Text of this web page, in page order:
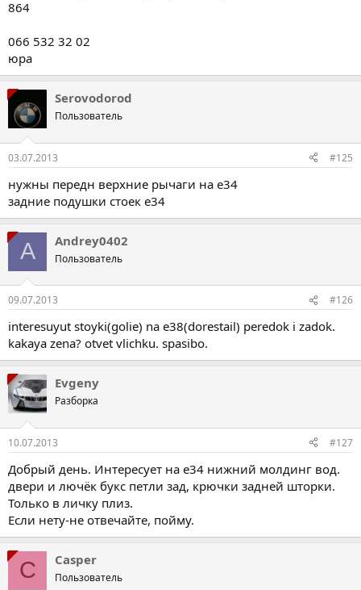
864
066 532 32 02
юра
Serovodorod
Пользователь
03.07.2013 #125
нужны передн верхние рычаги на е34
задние подушки стоек е34
A Andrey0402
Пользователь
09.07.2013 #126
interesuyut stoyki(golie) na e38(dorestail) peredok i zadok.
kakaya zena? otvet vlichku. spasibo.
Evgeny
Разборка
10.07.2013 #127
Добрый день. Интересует на е34 нижний молдинг вод.
двери и лючёк букс петли зад, крючки задней шторки.
Только в личку плиз.
Если нету-не отвечайте, пойму.
C Casper
Пользователь